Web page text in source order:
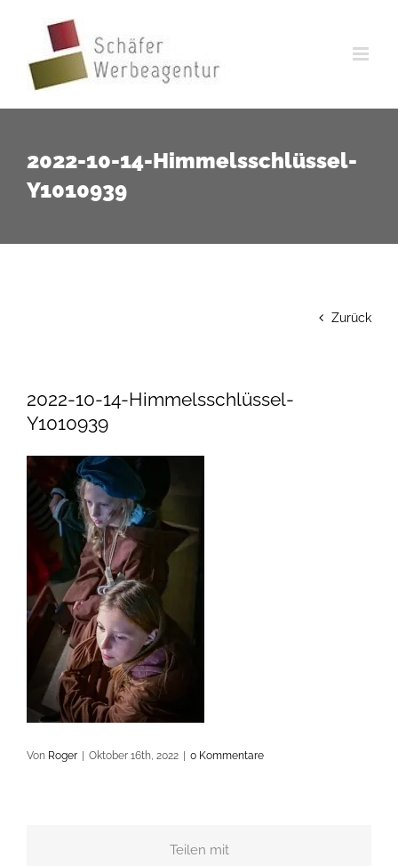
springen
2022-10-14-Himmelsschlüssel-
Y1010939
Zurück
2022-10-14-Himmelsschlüssel-
Y1010939
Von Roger Oktober 16th, 2022 0 Kommentare
Teilen mit